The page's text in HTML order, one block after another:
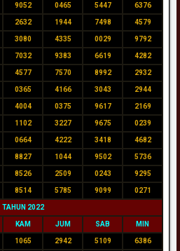
9052 0465 5447 6376
2632 1944 7498 4579
3080 4335 0029 9792
7032 9383 6619 4282
4577 7570 8992 2932
0365 4166 3043 2944
4004 0375 9617 2169
1102 3227 9675 0239
0664 4222 3418 4682
8827 1044 9502 5736
8526 2509 0243 9295
8514 5785 9099 0271
TAHUN 2022
KAM JUM SAB MIN
1065 2942 5109 6386